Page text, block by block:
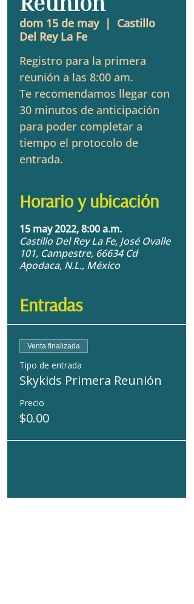
dom 15 de may
  |
Castillo
Del Rey La Fe
Registro para la primera
reunión a las 8:00 am.
Te recomendamos llegar con
30 minutos de anticipación
para poder completar a
tiempo el protocolo de
entrada.
Horario y ubicación
15 may 2022, 8:00 a.m.
Castillo Del Rey La Fe, José Ovalle
101, Campestre, 66634 Cd
Apodaca, N.L., México
Entradas
Venta finalizada
Tipo de entrada
Skykids Primera Reunión
Precio
$0.00